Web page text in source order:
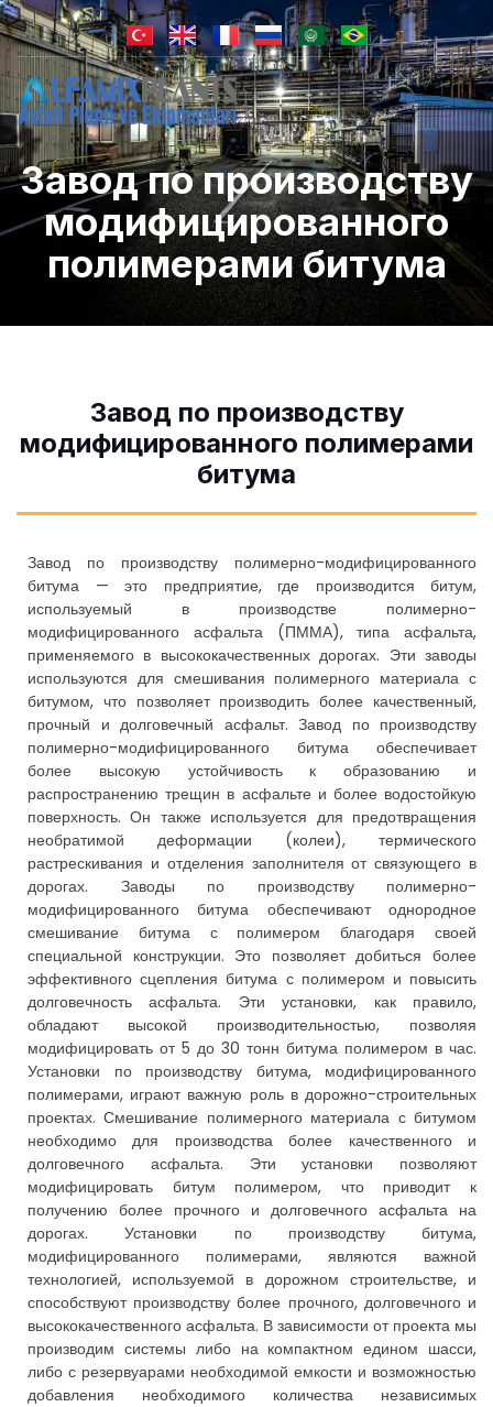
Завод по производству
модифицированного
полимерами битума
Завод по производству
модифицированного полимерами
битума
Завод по производству полимерно-модифицированного
битума — это предприятие, где производится битум,
используемый в производстве полимерно-
модифицированного асфальта (ПММА), типа асфальта,
применяемого в высококачественных дорогах. Эти заводы
используются для смешивания полимерного материала с
битумом, что позволяет производить более качественный,
прочный и долговечный асфальт. Завод по производству
полимерно-модифицированного битума обеспечивает
более высокую устойчивость к образованию и
распространению трещин в асфальте и более водостойкую
поверхность. Он также используется для предотвращения
необратимой деформации (колеи), термического
растрескивания и отделения заполнителя от связующего в
дорогах. Заводы по производству полимерно-
модифицированного битума обеспечивают однородное
смешивание битума с полимером благодаря своей
специальной конструкции. Это позволяет добиться более
эффективного сцепления битума с полимером и повысить
долговечность асфальта. Эти установки, как правило,
обладают высокой производительностью, позволяя
модифицировать от 5 до 30 тонн битума полимером в час.
Установки по производству битума, модифицированного
полимерами, играют важную роль в дорожно-строительных
проектах. Смешивание полимерного материала с битумом
необходимо для производства более качественного и
долговечного асфальта. Эти установки позволяют
модифицировать битум полимером, что приводит к
получению более прочного и долговечного асфальта на
дорогах. Установки по производству битума,
модифицированного полимерами, являются важной
технологией, используемой в дорожном строительстве, и
способствуют производству более прочного, долговечного и
высококачественного асфальта. В зависимости от проекта мы
производим системы либо на компактном едином шасси,
либо с резервуарами необходимой емкости и возможностью
добавления необходимого количества независимых